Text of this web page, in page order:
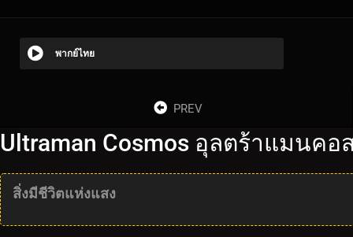
พากย์ไทย
PREV
Ultraman Cosmos อุลตร้าแมนคอ
สิ่งมีชีวิตแห่งแสง